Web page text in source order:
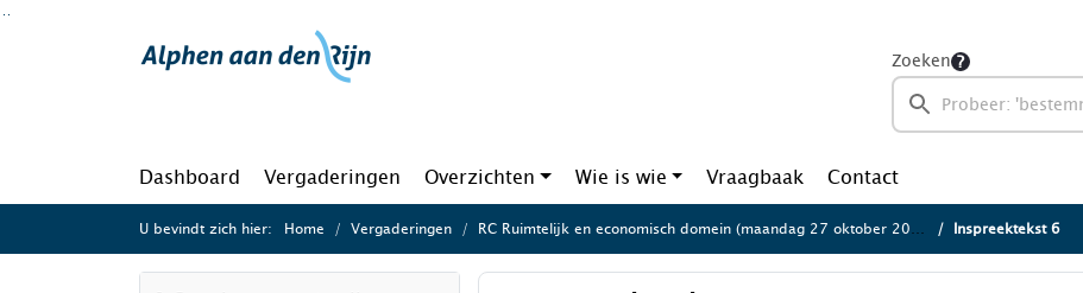
Ga naar de inhoud van deze pagina
Zoeken
Dashboard Vergaderingen Overzichten Wie is wie Vraagbaak Contact
U bevindt zich hier: Home Vergaderingen RC Ruimtelijk en economisch domein (maandag 27 oktober 2025) Inspreektekst 6